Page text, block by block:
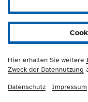
Hier erhalten Sie weitere
Zweck der Datennutzung
Datenschutz Impressum